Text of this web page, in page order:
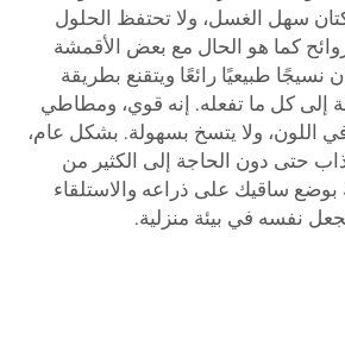
سهل الغسل، ولا تحتفظ الحلول
كما هو الحال مع بعض الأقمشة
نسيجًا طبيعيًا رائعًا ويتقنع بطريقة
إلى كل ما تفعله. إنه قوي، ومطاطي
اللون، ولا يتسخ بسهولة. بشكل عام،
حتى دون الحاجة إلى الكثير من
بوضع ساقيك على ذراعه والاستلقاء
يجعل نفسه في بيئة منزلية.